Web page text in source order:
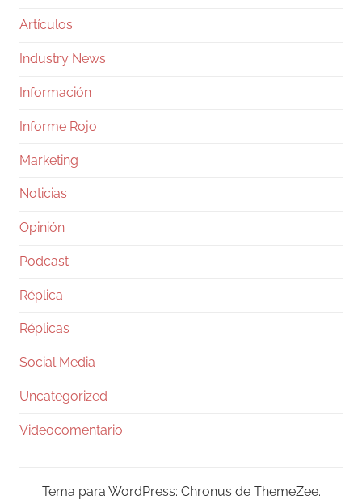
Artículos
Industry News
Información
Informe Rojo
Marketing
Noticias
Opinión
Podcast
Réplica
Réplicas
Social Media
Uncategorized
Videocomentario
Tema para WordPress: Chronus de ThemeZee.